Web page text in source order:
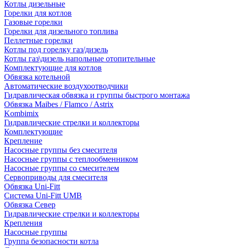
Котлы дизельные
Горелки для котлов
Газовые горелки
Горелки для дизельного топлива
Пеллетные горелки
Котлы под горелку газ/дизель
Котлы газ\дизель напольные отопительные
Комплектующие для котлов
Обвязка котельной
Автоматические воздухоотводчики
Гидравлическая обвязка и группы быстрого монтажа
Обвязка Maibes / Flamco / Astrix
Kombimix
Гидравлические стрелки и коллекторы
Комплектующие
Крепление
Насосные группы без смесителя
Насосные группы с теплообменником
Насосные группы со смесителем
Сервоприводы для смесителя
Обвязка Uni-Fitt
Система Uni-Fitt UMB
Обвязка Север
Гидравлические стрелки и коллекторы
Крепления
Насосные группы
Группа безопасности котла